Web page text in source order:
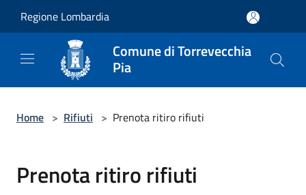
Regione Lombardia
Comune di Torrevecchia
Pia
Home > Rifiuti > Prenota ritiro rifiuti
Prenota ritiro rifiuti